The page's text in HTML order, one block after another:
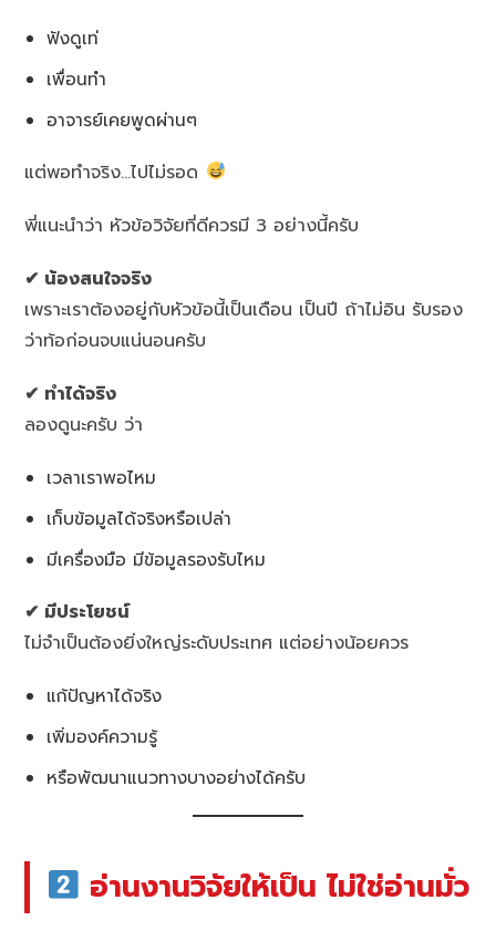
ฟังดูเท่
เพื่อนทำ
อาจารย์เคยพูดผ่านๆ
แต่พอทำจริง…ไปไม่รอด
พี่แนะนำว่า หัวข้อวิจัยที่ดีควรมี 3 อย่างนี้ครับ
✔ น้องสนใจจริง
เพราะเราต้องอยู่กับหัวข้อนี้เป็นเดือน เป็นปี ถ้าไม่อิน รับรอง
ว่าท้อก่อนจบแน่นอนครับ
✔ ทำได้จริง
ลองดูนะครับ ว่า
เวลาเราพอไหม
เก็บข้อมูลได้จริงหรือเปล่า
มีเครื่องมือ มีข้อมูลรองรับไหม
✔ มีประโยชน์
ไม่จำเป็นต้องยิ่งใหญ่ระดับประเทศ แต่อย่างน้อยควร
แก้ปัญหาได้จริง
เพิ่มองค์ความรู้
หรือพัฒนาแนวทางบางอย่างได้ครับ
อ่านงานวิจัยให้เป็น ไม่ใช่อ่านมั่ว